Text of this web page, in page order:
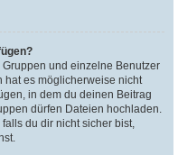
und einzelne Benutzer
hat es möglicherweise nicht
in dem du deinen Beitrag
dürfen Dateien hochladen.
du dir nicht sicher bist,